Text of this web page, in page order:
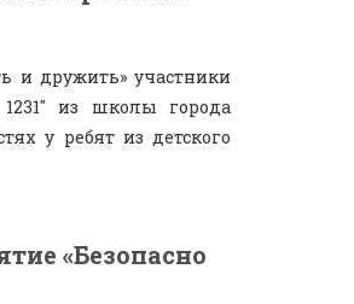
и дружить» участники
из школы города
у ребят из детского
«Безопасно